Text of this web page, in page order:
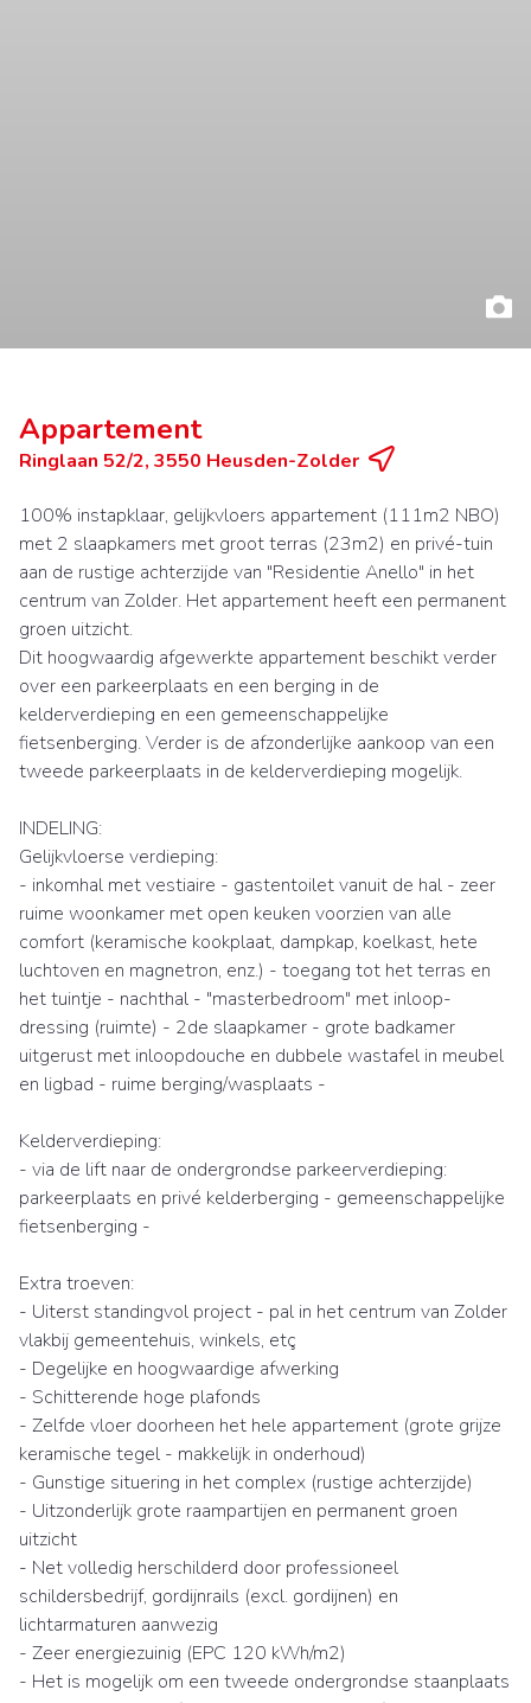
Appartement
Ringlaan 52/2, 3550 Heusden-Zolder
100% instapklaar, gelijkvloers appartement (111m2 NBO)
met 2 slaapkamers met groot terras (23m2) en privé-tuin
aan de rustige achterzijde van "Residentie Anello" in het
centrum van Zolder. Het appartement heeft een permanent
groen uitzicht.
Dit hoogwaardig afgewerkte appartement beschikt verder
over een parkeerplaats en een berging in de
kelderverdieping en een gemeenschappelijke
fietsenberging. Verder is de afzonderlijke aankoop van een
tweede parkeerplaats in de kelderverdieping mogelijk.
INDELING:
Gelijkvloerse verdieping:
- inkomhal met vestiaire - gastentoilet vanuit de hal - zeer
ruime woonkamer met open keuken voorzien van alle
comfort (keramische kookplaat, dampkap, koelkast, hete
luchtoven en magnetron, enz.) - toegang tot het terras en
het tuintje - nachthal - "masterbedroom" met inloop-
dressing (ruimte) - 2de slaapkamer - grote badkamer
uitgerust met inloopdouche en dubbele wastafel in meubel
en ligbad - ruime berging/wasplaats -
Kelderverdieping:
- via de lift naar de ondergrondse parkeerverdieping:
parkeerplaats en privé kelderberging - gemeenschappelijke
fietsenberging -
Extra troeven:
- Uiterst standingvol project - pal in het centrum van Zolder
vlakbij gemeentehuis, winkels, etç
- Degelijke en hoogwaardige afwerking
- Schitterende hoge plafonds
- Zelfde vloer doorheen het hele appartement (grote grijze
keramische tegel - makkelijk in onderhoud)
- Gunstige situering in het complex (rustige achterzijde)
- Uitzonderlijk grote raampartijen en permanent groen
uitzicht
- Net volledig herschilderd door professioneel
schildersbedrijf, gordijnrails (excl. gordijnen) en
lichtarmaturen aanwezig
- Zeer energiezuinig (EPC 120 kWh/m2)
- Het is mogelijk om een tweede ondergrondse staanplaats